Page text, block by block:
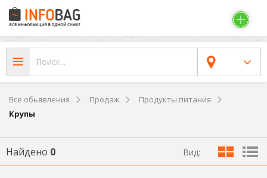
Все обьявления Продаж
Продукты питания
Крупы
Найдено 0 Вид: